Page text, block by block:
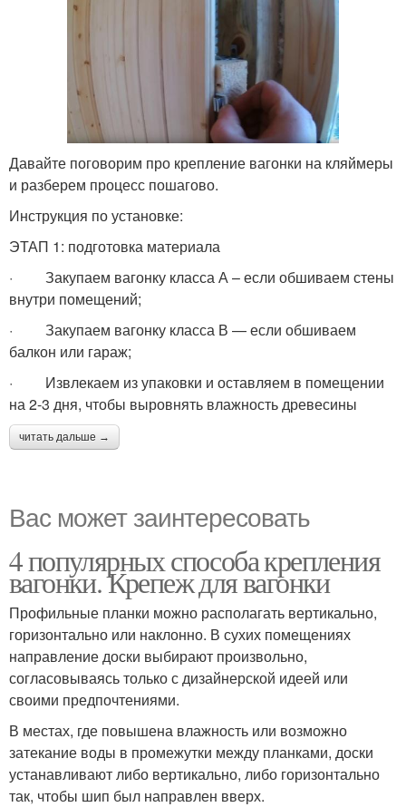
Давайте поговорим про крепление вагонки на кляймеры
и разберем процесс пошагово.
Инструкция по установке:
ЭТАП 1: подготовка материала
· Закупаем вагонку класса А – если обшиваем стены
внутри помещений;
· Закупаем вагонку класса В — если обшиваем
балкон или гараж;
· Извлекаем из упаковки и оставляем в помещении
на 2-3 дня, чтобы выровнять влажность древесины
читать дальше →
Вас может заинтересовать
4 популярных способа крепления
вагонки. Крепеж для вагонки
Профильные планки можно располагать вертикально,
горизонтально или наклонно. В сухих помещениях
направление доски выбирают произвольно,
согласовываясь только с дизайнерской идеей или
своими предпочтениями.
В местах, где повышена влажность или возможно
затекание воды в промежутки между планками, доски
устанавливают либо вертикально, либо горизонтально
так, чтобы шип был направлен вверх.